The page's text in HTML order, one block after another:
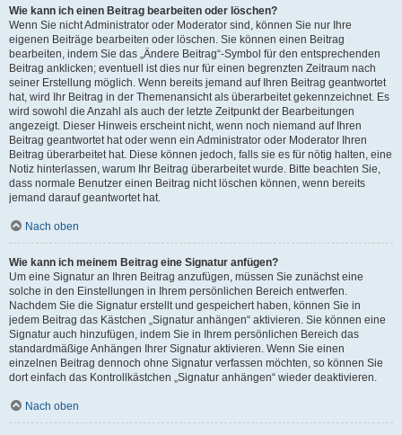
Wie kann ich einen Beitrag bearbeiten oder löschen?
Wenn Sie nicht Administrator oder Moderator sind, können Sie nur Ihre
eigenen Beiträge bearbeiten oder löschen. Sie können einen Beitrag
bearbeiten, indem Sie das „Ändere Beitrag“-Symbol für den entsprechenden
Beitrag anklicken; eventuell ist dies nur für einen begrenzten Zeitraum nach
seiner Erstellung möglich. Wenn bereits jemand auf Ihren Beitrag geantwortet
hat, wird Ihr Beitrag in der Themenansicht als überarbeitet gekennzeichnet. Es
wird sowohl die Anzahl als auch der letzte Zeitpunkt der Bearbeitungen
angezeigt. Dieser Hinweis erscheint nicht, wenn noch niemand auf Ihren
Beitrag geantwortet hat oder wenn ein Administrator oder Moderator Ihren
Beitrag überarbeitet hat. Diese können jedoch, falls sie es für nötig halten, eine
Notiz hinterlassen, warum Ihr Beitrag überarbeitet wurde. Bitte beachten Sie,
dass normale Benutzer einen Beitrag nicht löschen können, wenn bereits
jemand darauf geantwortet hat.
Nach oben
Wie kann ich meinem Beitrag eine Signatur anfügen?
Um eine Signatur an Ihren Beitrag anzufügen, müssen Sie zunächst eine
solche in den Einstellungen in Ihrem persönlichen Bereich entwerfen.
Nachdem Sie die Signatur erstellt und gespeichert haben, können Sie in
jedem Beitrag das Kästchen „Signatur anhängen“ aktivieren. Sie können eine
Signatur auch hinzufügen, indem Sie in Ihrem persönlichen Bereich das
standardmäßige Anhängen Ihrer Signatur aktivieren. Wenn Sie einen
einzelnen Beitrag dennoch ohne Signatur verfassen möchten, so können Sie
dort einfach das Kontrollkästchen „Signatur anhängen“ wieder deaktivieren.
Nach oben